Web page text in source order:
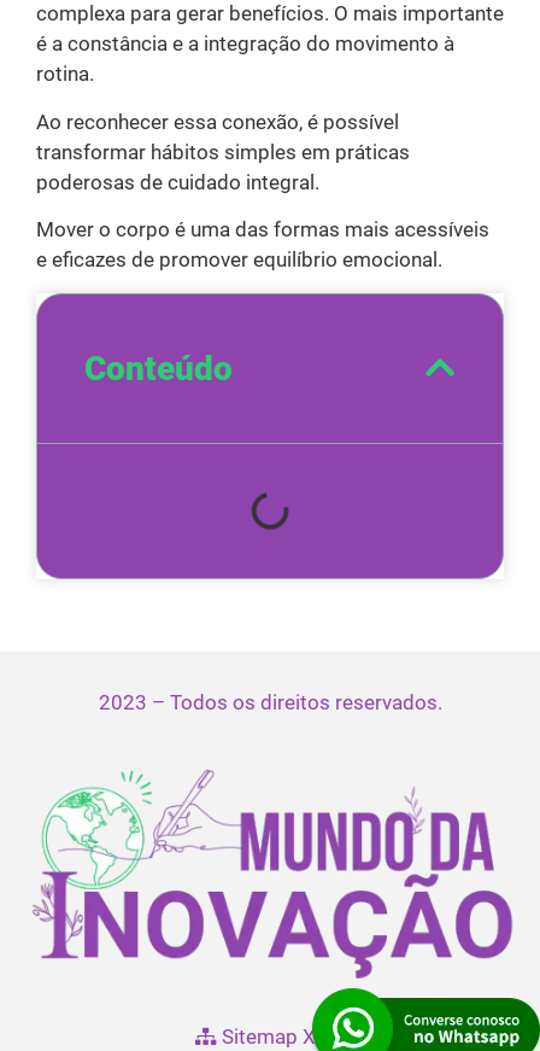
complexa para gerar benefícios. O mais importante
é a constância e a integração do movimento à
rotina.
Ao reconhecer essa conexão, é possível
transformar hábitos simples em práticas
poderosas de cuidado integral.
Mover o corpo é uma das formas mais acessíveis
e eficazes de promover equilíbrio emocional.
Conteúdo
2023 – Todos os direitos reservados.
Sitemap XML